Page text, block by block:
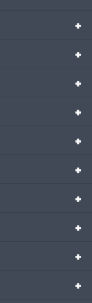
+
+
+
+
+
+
+
+
+
+